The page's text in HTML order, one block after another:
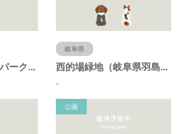
FUKUJUスポーツパーク（羽島市運動公園）（岐阜県羽島市）
岐阜県
西的場緑地（岐阜県羽島市）
-
公園